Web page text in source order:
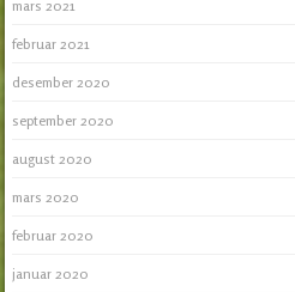
mars 2021
februar 2021
desember 2020
september 2020
august 2020
mars 2020
februar 2020
januar 2020